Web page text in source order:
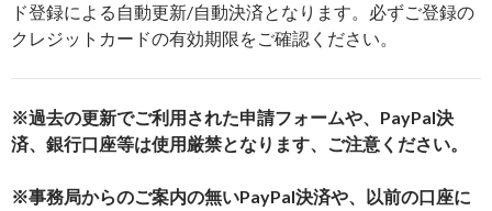
ド登録による自動更新/自動決済となります。必ずご登録の
クレジットカードの有効期限をご確認ください。
※過去の更新でご利用された申請フォームや、PayPal決
済、銀行口座等は使用厳禁となります、ご注意ください。
※事務局からのご案内の無いPayPal決済や、以前の口座に